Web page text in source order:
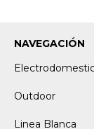
NAVEGACIÓN
Outdoor
Linea Blanca